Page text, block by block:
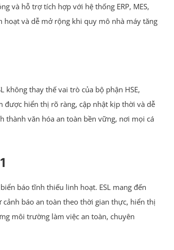
và hỗ trợ tích hợp với hệ thống ERP, MES,
hoạt và dễ mở rộng khi quy mô nhà máy tăng
không thay thế vai trò của bộ phận HSE,
được hiển thị rõ ràng, cập nhật kịp thời và dễ
thành văn hóa an toàn bền vững, nơi mọi cá
báo tĩnh thiếu linh hoạt. ESL mang đến
báo an toàn theo thời gian thực, hiển thị
môi trường làm việc an toàn, chuyên